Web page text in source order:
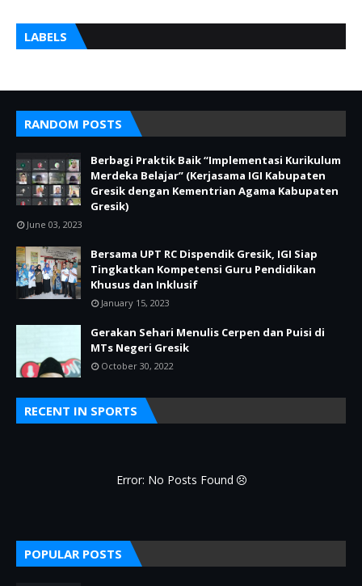
LABELS
RANDOM POSTS
Berbagi Praktik Baik “Implementasi Kurikulum
Merdeka Belajar” (Kerjasama IGI Kabupaten
Gresik dengan Kementrian Agama Kabupaten
Gresik)
June 03, 2023
Bersama UPT RC Dispendik Gresik, IGI Siap
Tingkatkan Kompetensi Guru Pendidikan
Khusus dan Inklusif
January 15, 2023
Gerakan Sehari Menulis Cerpen dan Puisi di
MTs Negeri Gresik
October 30, 2022
RECENT IN SPORTS
Error: No Posts Found
POPULAR POSTS